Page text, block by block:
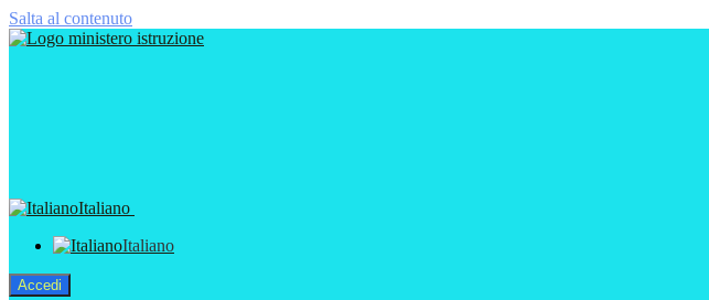
Salta al contenuto
Italiano
Italiano
Accedi